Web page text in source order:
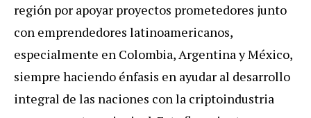
región por apoyar proyectos prometedores junto
con emprendedores latinoamericanos,
especialmente en Colombia, Argentina y México,
siempre haciendo énfasis en ayudar al desarrollo
integral de las naciones con la criptoindustria